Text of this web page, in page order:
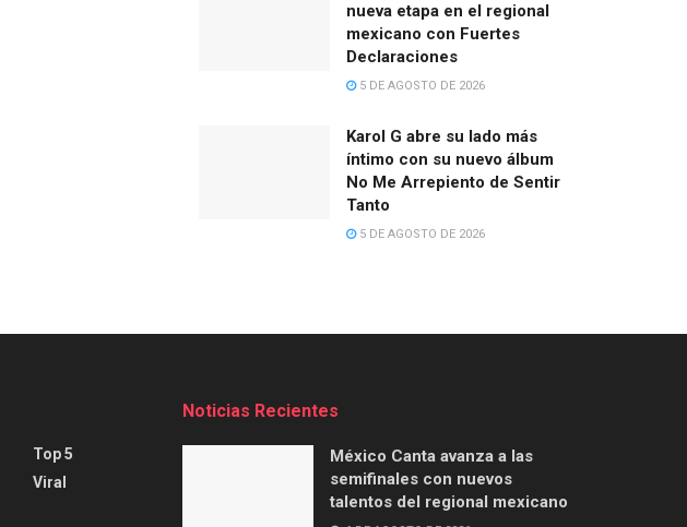
nueva etapa en el regional
mexicano con Fuertes
Declaraciones
5 DE AGOSTO DE 2026
Karol G abre su lado más
íntimo con su nuevo álbum
No Me Arrepiento de Sentir
Tanto
5 DE AGOSTO DE 2026
Top 5
Viral
Noticias Recientes
México Canta avanza a las
semifinales con nuevos
talentos del regional mexicano